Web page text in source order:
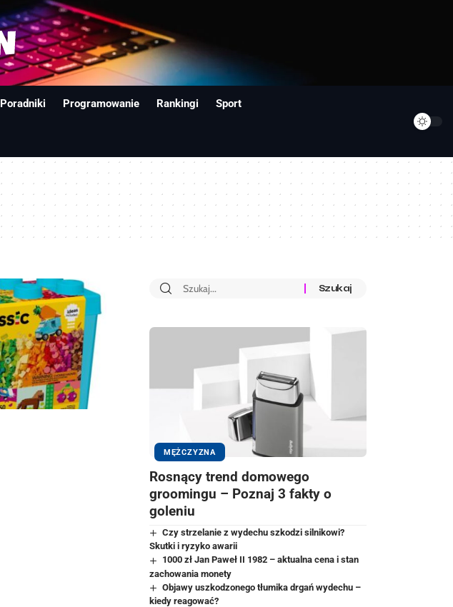
Poradniki Programowanie Rankingi Sport
MĘŻCZYZNA
Rosnący trend domowego
groomingu – Poznaj 3 fakty o
goleniu
Czy strzelanie z wydechu szkodzi silnikowi?
Skutki i ryzyko awarii
1000 zł Jan Paweł II 1982 – aktualna cena i stan
zachowania monety
Objawy uszkodzonego tłumika drgań wydechu –
kiedy reagować?